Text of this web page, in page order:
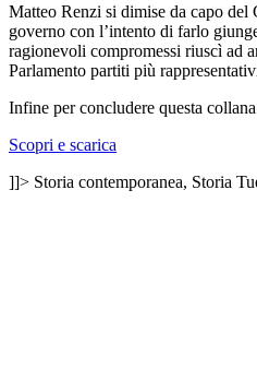
Matteo Renzi si dimise da capo
governo con l’intento di farlo
ragionevoli compromessi riuscì ad
Parlamento partiti più
Infine per concludere questa
Scopri e scarica
]]> Storia contemporanea, Storia